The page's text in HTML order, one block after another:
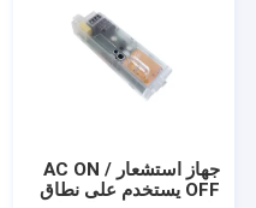
جهاز استشعار AC ON /
OFF يستخدم على نطاق